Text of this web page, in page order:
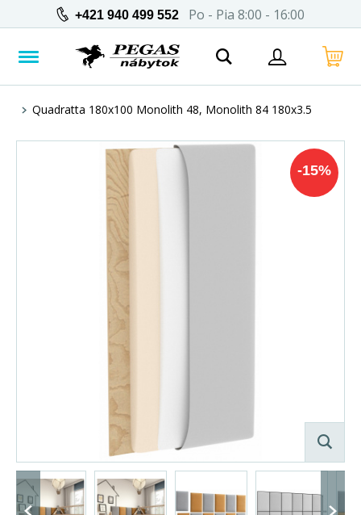
+421 940 499 552 Po - Pia 8:00 - 16:00
Quadratta 180x100 Monolith 48, Monolith 84 180x3.5
-15%